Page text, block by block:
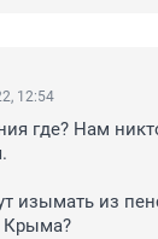
12:54
где? Нам
изымать из
Крыма?